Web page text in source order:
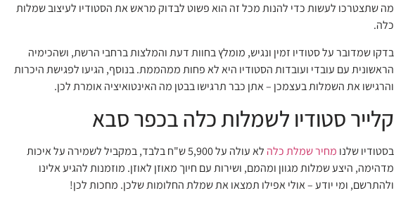
מה שתצטרכו לעשות כדי להנות מכל זה הוא פשוט לבדוק מראש את הסטודיו לעיצוב שמלות
כלה.
בדקו שמדובר על סטודיו זמין ונגיש, מומלץ בחוות דעת והמלצות ברחבי הרשת, ושהכימיה
הראשונית עם עובדי ועובדות הסטודיו היא לא פחות ממהממת. בנוסף, הגיעו לפגישת היכרות
והרגישו את השמלות בעצמכן – אתן כבר תרגישו בבטן מה האינטואיציה אומרת לכן.
קלייר סטודיו לשמלות כלה בכפר סבא
בסטודיו שלנו מחיר שמלת כלה
לא עולה על 5,900 ש"ח בלבד, במקביל לשמירה על איכות
מדהימה, היצע שמלות מגוון ומהמם, ושירות עם חיוך מאוזן לאוזן. מוזמנות להגיע אלינו
ולהתרשם, ומי יודע – אולי אפילו תמצאו את שמלת החלומות שלכן. מחכות לכן!